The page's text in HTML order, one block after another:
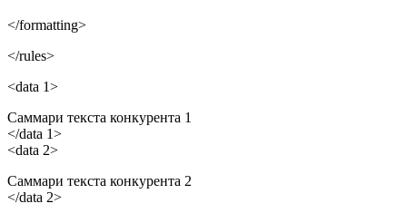
</formatting>
</rules>
<data 1>
Саммари текста конкурента 1
</data 1>
<data 2>
Саммари текста конкурента 2
</data 2>